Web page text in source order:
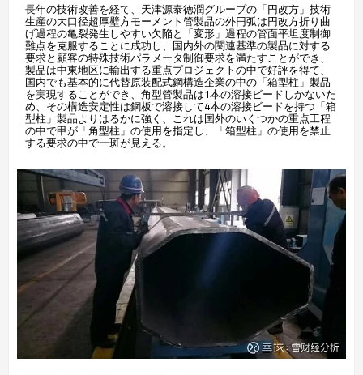
長年の技術改善を経て、天津源泰徳潤グループの「円改方」技術
生産の大口径超厚壁方モーメント管製品の外円弧は円改方折り曲
げ過程の亀裂発生しやすい欠陥と「変形」過程の管面平坦度制御
難点を克服することに成功し、国内外の関連基準の製品に対する
要求と顧客の特殊技術パラメータ制御要求を満たすことができ、
製品は中東地区に輸出する重点プロジェクトの中で好評を得て、
国内でも基本的に代替原装配式鋼構造企業の中の「箱型柱」製品
を実現することができ、角型管製品は1本の溶接ビードしかないた
め、その構造安定性は鋼板で溶接して4本の溶接ビードを持つ「箱
型柱」製品よりはるかに強く、これは国外のいくつかの重点工程
の中で甲が「角型柱」の使用を指定し、「箱型柱」の使用を禁止
する要求の中で一斑が見える。